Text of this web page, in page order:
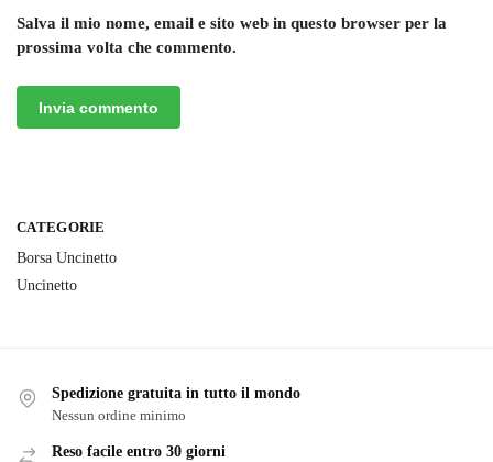
Salva il mio nome, email e sito web in questo browser per la
prossima volta che commento.
CATEGORIE
Borsa Uncinetto
Uncinetto
Spedizione gratuita in tutto il mondo
Nessun ordine minimo
Reso facile entro 30 giorni